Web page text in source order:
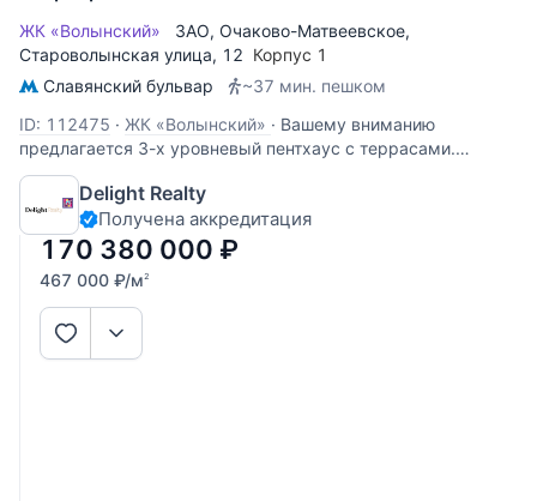
ЖК «Волынский» ЗАО, Очаково-Матвеевское,
Староволынская улица, 12 Корпус 1
Славянский бульвар
~37 мин. пешком
ID: 112475 · ЖК «Волынский» · Вашему вниманию
предлагается 3-х уровневый пентхаус с террасами.
Квартира свободной планировки. В квартире имеется
выход под дровяной камин. Установлено центральное
кондиционирование и приточно-вытяжная вентиляция.
Высокие потолки - 3,40 метра.
Delight Realty
Получена аккредитация
170 380 000 ₽
467 000 ₽/м2